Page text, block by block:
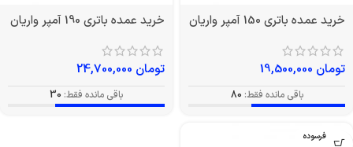
خرید عمده باتری 150 آمپر واریان
تومان
باقی مانده فقط: 80
خرید عمده باتری 190 آمپر واریان
تومان
باقی مانده فقط: 30
بدون فرسوده